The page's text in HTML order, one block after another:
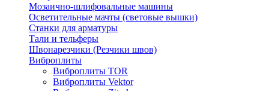
Мозаично-шлифовальные машины
Осветительные мачты (световые вышки)
Станки для арматуры
Тали и тельферы
Швонарезчики (Резчики швов)
Виброплиты
Виброплиты TOR
Виброплиты Vektor